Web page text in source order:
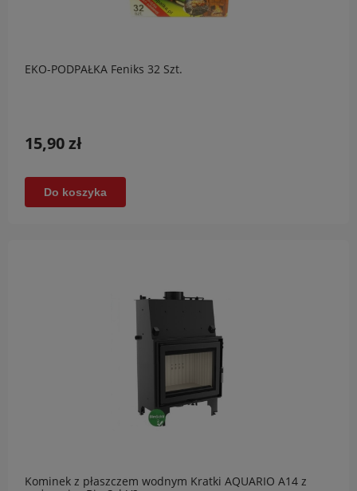
EKO-PODPAŁKA Feniks 32 Szt.
15,90 zł
Do koszyka
Kominek z płaszczem wodnym Kratki AQUARIO A14 z